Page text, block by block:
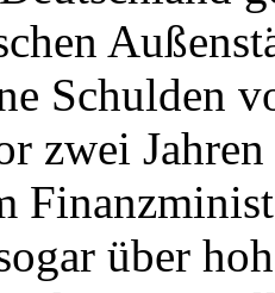
Schulden
zwei
über